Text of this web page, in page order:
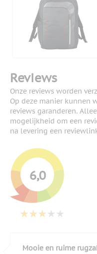
Reviews
Onze reviews worden
Op deze manier kunnen
reviews garanderen.
mogelijkheid om een
na levering een
6,0
Mooie en ruime